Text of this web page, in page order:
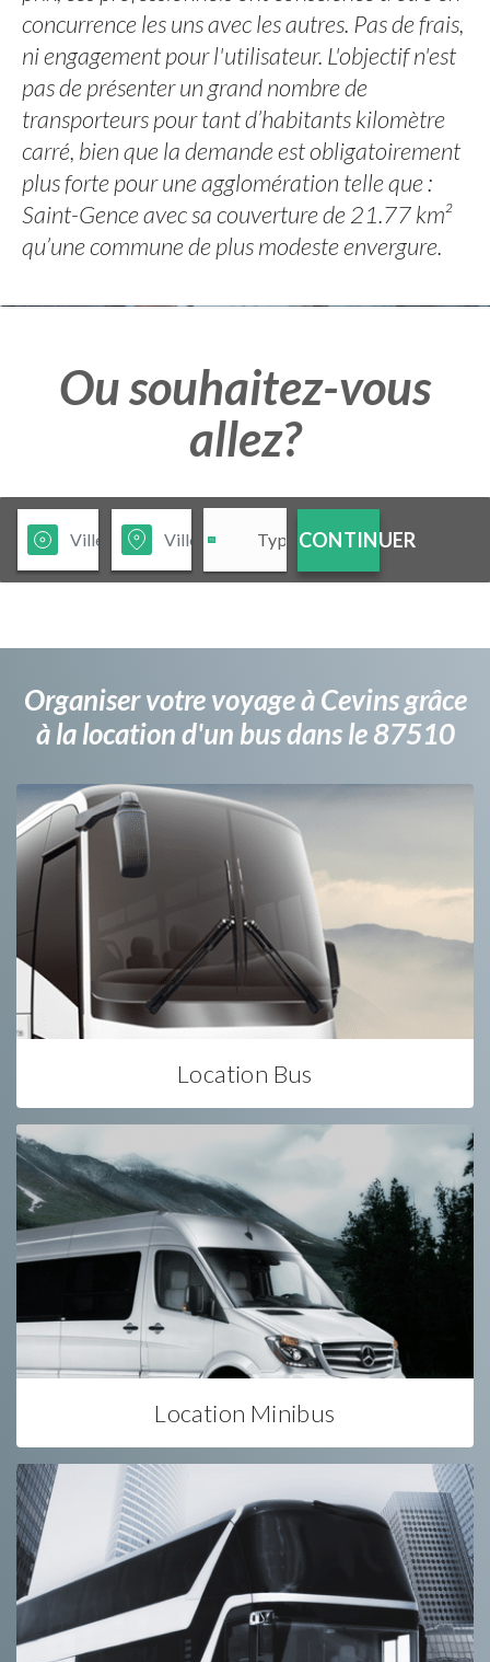
concurrence les uns avec les autres. Pas de frais,
ni engagement pour l'utilisateur. L'objectif n'est
pas de présenter un grand nombre de
transporteurs pour tant d’habitants kilomètre
carré, bien que la demande est obligatoirement
plus forte pour une agglomération telle que :
Saint-Gence avec sa couverture de 21.77 km²
qu’une commune de plus modeste envergure.
Ou souhaitez-vous
allez?
CONTINUER
Organiser votre voyage à Cevins grâce
à la location d'un bus dans le 87510
Location Bus
Location Minibus